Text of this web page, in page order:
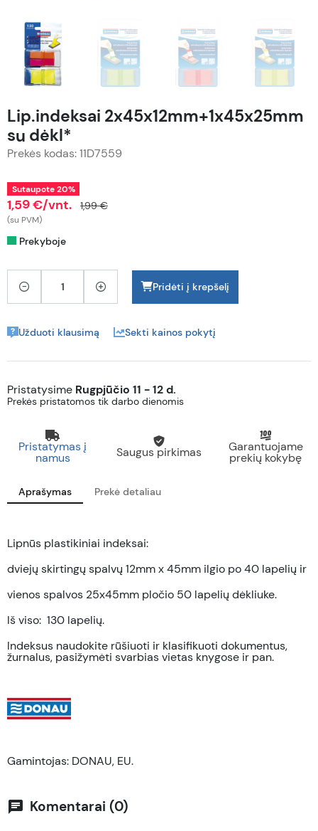
Lip.indeksai 2x45x12mm+1x45x25mm
su dėkl*
Prekės kodas: 11D7559
Sutaupote 20%
1,59 €/vnt. 1,99 €
(su PVM)
Prekyboje
Pridėti į krepšelį
Užduoti klausimą Sekti kainos pokytį
Pristatysime Rugpjūčio 11 - 12 d.
Prekės pristatomos tik darbo dienomis
Pristatymas į
namus Saugus pirkimas Garantuojame
prekių kokybę
Aprašymas Prekė detaliau
Lipnūs plastikiniai indeksai:
dviejų skirtingų spalvų 12mm x 45mm ilgio po 40 lapelių ir
vienos spalvos 25x45mm pločio 50 lapelių dėkliuke.
Iš viso: 130 lapelių.
Indeksus naudokite rūšiuoti ir klasifikuoti dokumentus,
žurnalus, pasižymėti svarbias vietas knygose ir pan.
Gamintojas: DONAU, EU.
chat Komentarai (0)